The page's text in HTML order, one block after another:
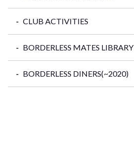
CLUB ACTIVITIES
BORDERLESS MATES LIBRARY
BORDERLESS DINERS(~2020)